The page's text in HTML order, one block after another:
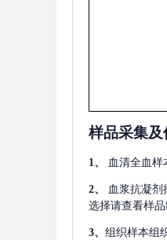
样品采集及
1、 血清全血样
2、 血浆抗凝剂
选择请查看样品
3、 组织样本组